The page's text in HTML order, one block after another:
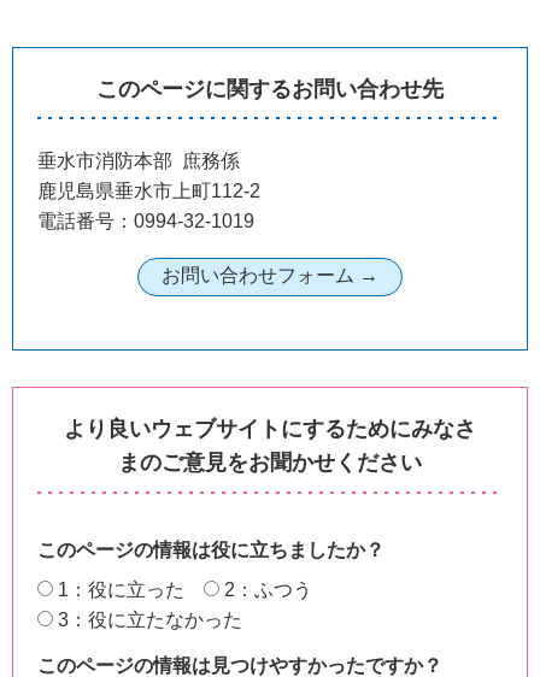
このページに関するお問い合わせ先
垂水市消防本部 庶務係
鹿児島県垂水市上町112-2
電話番号：0994-32-1019
より良いウェブサイトにするためにみなさ
まのご意見をお聞かせください
このページの情報は役に立ちましたか？
1：役に立った
2：ふつう
3：役に立たなかった
このページの情報は見つけやすかったですか？